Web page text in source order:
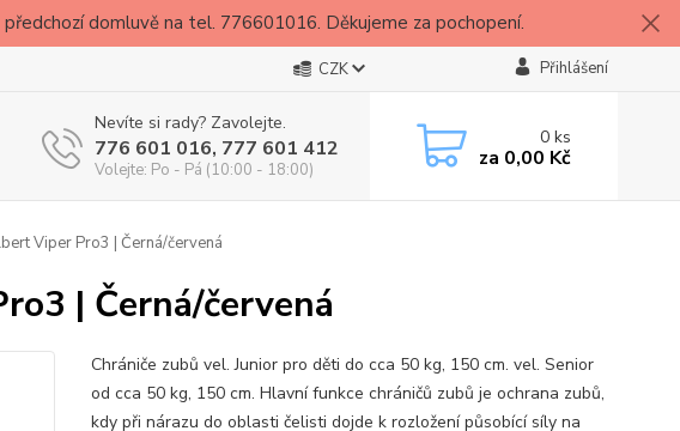
domluvě na tel. 776601016. Děkujeme za pochopení.
CZK Přihlášení
Nevíte si rady? Zavolejte.
776 601 016, 777 601 412
Volejte: Po - Pá (10:00 - 18:00)
0ks
za 0,00 Kč
Viper Pro3 | Černá/červená
| Černá/červená
Chrániče zubů vel. Junior pro děti do cca 50 kg, 150 cm. vel. Senior
od cca 50 kg, 150 cm. Hlavní funkce chráničů zubů je ochrana zubů,
kdy při nárazu do oblasti čelisti dojde k rozložení působící síly na